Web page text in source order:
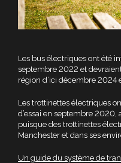
Les bus électriques ont été
septembre 2022 et
région d’ici décembre 2024
Les trottinettes électriques
d’essai en septembre
puisque des trottinettes
Manchester et dans ses
Un guide du système de